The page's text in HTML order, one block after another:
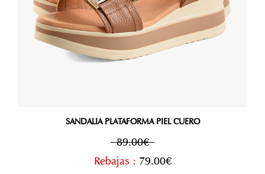
SANDALIA PLATAFORMA PIEL CUERO
89.00€
Rebajas : 79.00€